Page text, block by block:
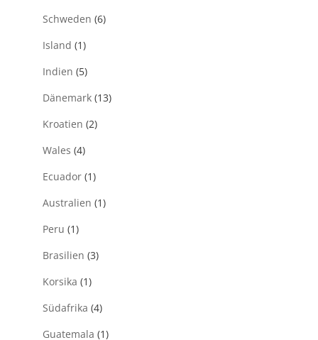
Schweden (6)
Island (1)
Indien (5)
Dänemark (13)
Kroatien (2)
Wales (4)
Ecuador (1)
Australien (1)
Peru (1)
Brasilien (3)
Korsika (1)
Südafrika (4)
Guatemala (1)